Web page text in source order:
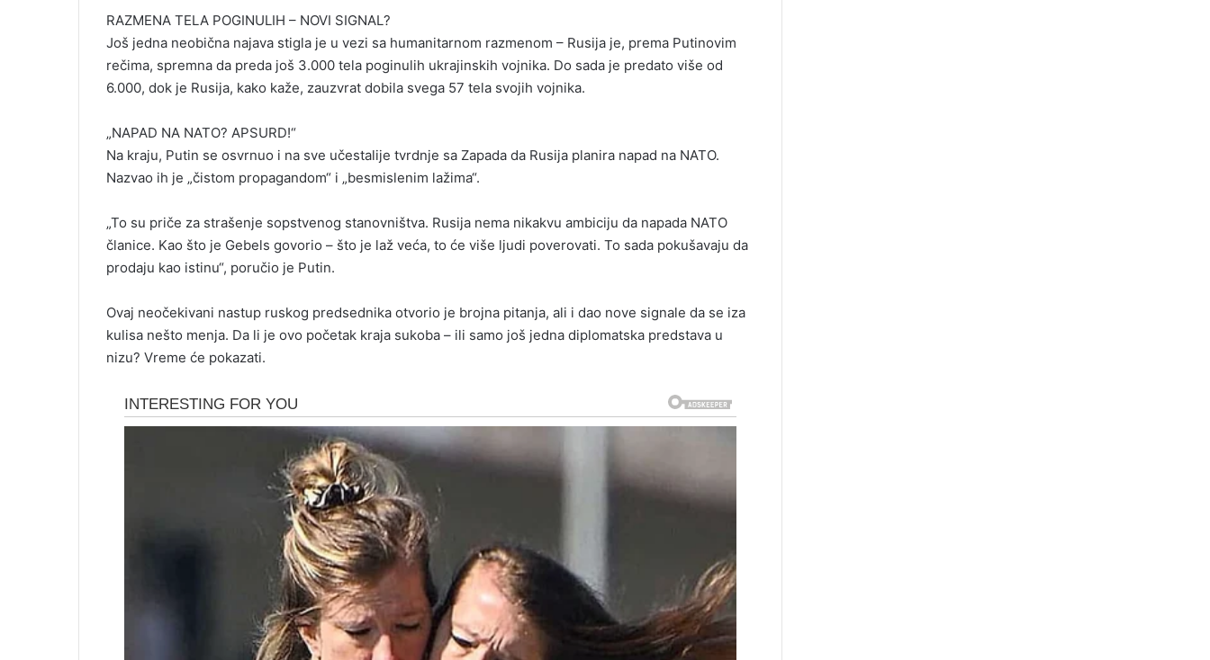
RAZMENA TELA POGINULIH – NOVI SIGNAL?
Još jedna neobična najava stigla je u vezi sa humanitarnom razmenom – Rusija je, prema Putinovim
rečima, spremna da preda još 3.000 tela poginulih ukrajinskih vojnika. Do sada je predato više od
6.000, dok je Rusija, kako kaže, zauzvrat dobila svega 57 tela svojih vojnika.
„NAPAD NA NATO? APSURD!“
Na kraju, Putin se osvrnuo i na sve učestalije tvrdnje sa Zapada da Rusija planira napad na NATO.
Nazvao ih je „čistom propagandom“ i „besmislenim lažima“.
„To su priče za strašenje sopstvenog stanovništva. Rusija nema nikakvu ambiciju da napada NATO
članice. Kao što je Gebels govorio – što je laž veća, to će više ljudi poverovati. To sada pokušavaju da
prodaju kao istinu“, poručio je Putin.
Ovaj neočekivani nastup ruskog predsednika otvorio je brojna pitanja, ali i dao nove signale da se iza
kulisa nešto menja. Da li je ovo početak kraja sukoba – ili samo još jedna diplomatska predstava u
nizu? Vreme će pokazati.